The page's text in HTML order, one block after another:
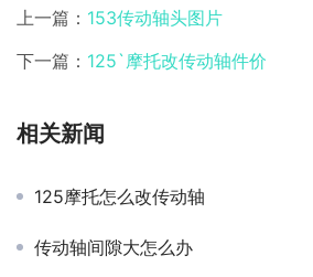
上一篇： 153传动轴头图片
下一篇： 125`摩托改传动轴件价
相关新闻
125摩托怎么改传动轴
传动轴间隙大怎么办